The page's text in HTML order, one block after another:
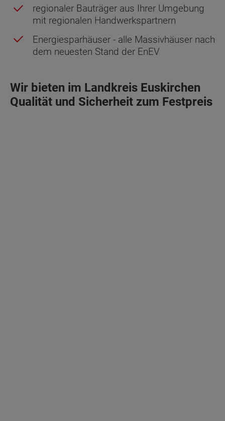
regionaler Bauträger aus Ihrer Umgebung
mit regionalen Handwerkspartnern
Energiesparhäuser - alle Massivhäuser nach
dem neuesten Stand der EnEV
Wir bieten im Landkreis Euskirchen
Qualität und Sicherheit zum Festpreis